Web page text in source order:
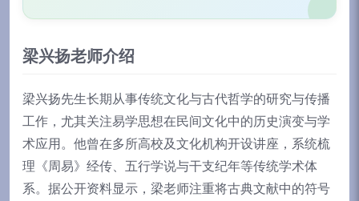
梁兴扬老师介绍
梁兴扬先生长期从事传统文化与古代哲学的研究与传播
工作，尤其关注易学思想在民间文化中的历史演变与学
术应用。他曾在多所高校及文化机构开设讲座，系统梳
理《周易》经传、五行学说与干支纪年等传统学术体
系。据公开资料显示，梁老师注重将古典文献中的符号